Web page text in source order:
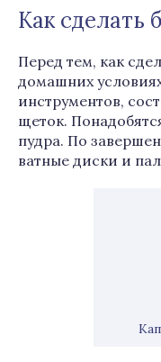
Как сделать
Перед тем, как
домашних
инструментов,
щеток.
пудра. По
ватные диски и